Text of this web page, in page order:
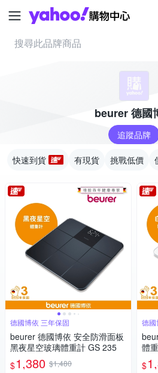
beurer 德國
追蹤品牌
快速到貨 有現貨 挑戰低價
德國博依 三年保固
beurer 德國博依 安全防滑面板
黑夜星空玻璃體重計 GS 235
$1,380 $1,480
德國
體
$